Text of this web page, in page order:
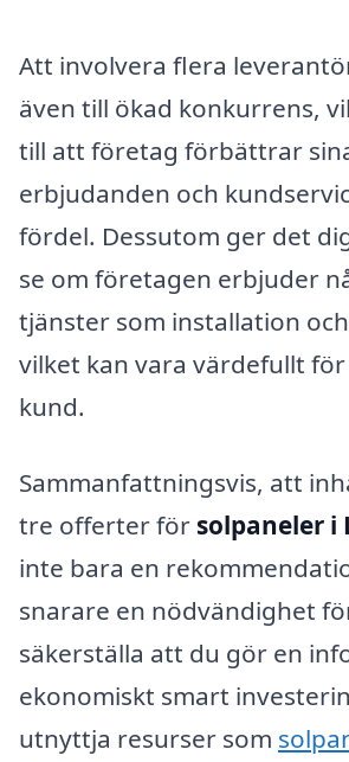
Att involvera flera
även till ökad konkurrens,
till att företag förbättrar
erbjudanden och
fördel. Dessutom ger det
se om företagen erbjuder
tjänster som installation
vilket kan vara värdefullt
kund.
Sammanfattningsvis, att
tre offerter för solpaneler i
inte bara en
snarare en nödvändighet
säkerställa att du gör en
ekonomiskt smart
utnyttja resurser som